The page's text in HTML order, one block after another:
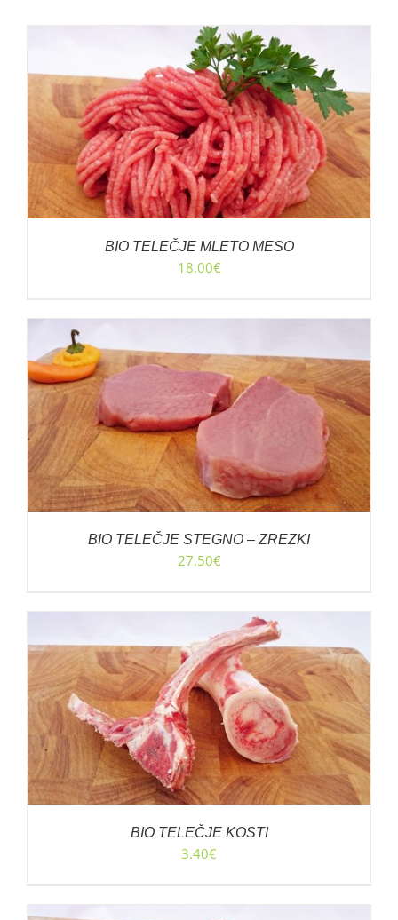
BIO TELEČJE MLETO MESO
18.00€
BIO TELEČJE STEGNO – ZREZKI
27.50€
BIO TELEČJE KOSTI
3.40€